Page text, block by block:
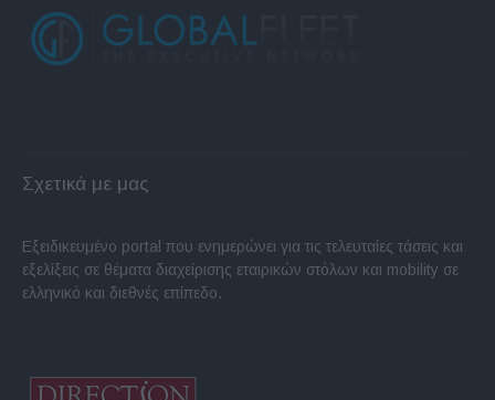
Σχετικά με μας
Εξειδικευμένο portal που ενημερώνει για τις τελευταίες τάσεις και
εξελίξεις σε θέματα διαχείρισης εταιρικών στόλων και mobility σε
ελληνικό και διεθνές επίπεδο.